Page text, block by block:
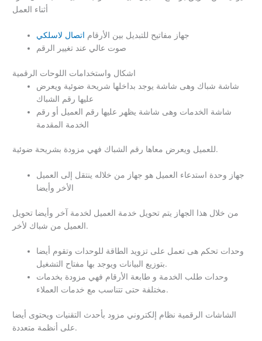
أثناء العمل
جهاز مفاتيح للتبديل بين الأرقام اتصال لاسلكي
صوت عالي عند تغيير الرقم
اشكال واستخدامات اللوحات الرقمية
شاشة شباك وهى شاشة يوجد بداخلها شريحة ضوئية ويعرض
عليها رقم الشباك
شاشة الخدمات وهى شاشة يظهر عليها رقم العميل أو رقم
الخدمة المقدمة
للعميل ويعرض معاها رقم الشباك فهي مزودة بشريحة ضوئية.
جهاز وحدة استدعاء العميل هو جهاز من خلاله ينتقل إلى العميل
الأخر وأيضا
من خلال هذا الجهاز يتم تحويل خدمة العميل لخدمة آخر وأيضا تحويل
العميل من شباك لأخر.
وحدات تحكم هى تعمل على تزويد الطاقة للوحدات وتقوم أيضا
بتوزيع البيانات ويوجد بها مفتاح التشغيل.
وحدات طلب الخدمة و طابعة الأرقام فهي مزودة بخدمات
مختلفة حتى تتناسب مع خدمات العملاء.
الشاشات الرقمية نظام إلكتروني مزود بأحدث التقنيات ويحتوى أيضا
على أنظمة متعددة.